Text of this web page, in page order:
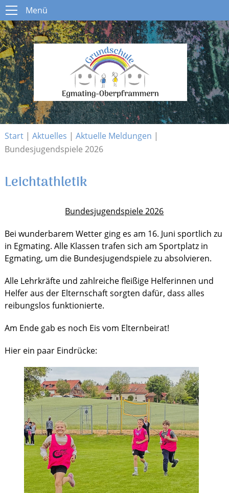
Start
Schule
Open submenu
Aktuelles
Open submenu
Infos
Open submenu
Kontakt
Menü
Start| Aktuelles | Aktuelle Meldungen |
Bundesjugendspiele 2026
Leichtathletik
Bundesjugendspiele 2026
Bei wunderbarem Wetter ging es am 16. Juni sportlich zu
in Egmating. Alle Klassen trafen sich am Sportplatz in
Egmating, um die Bundesjugendspiele zu absolvieren.
Alle Lehrkräfte und zahlreiche fleißige Helferinnen und
Helfer aus der Elternschaft sorgten dafür, dass alles
reibungslos funktionierte.
Am Ende gab es noch Eis vom Elternbeirat!
Hier ein paar Eindrücke: